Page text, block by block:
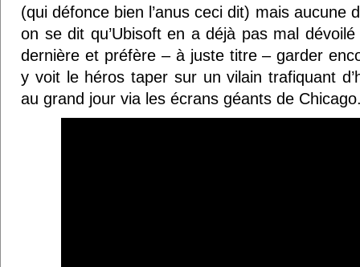
(qui défonce bien l’anus ceci dit) mais aucune
on se dit qu’Ubisoft en a déjà pas mal
dernière et préfère – à juste titre – garder
y voit le héros taper sur un vilain trafiquant
au grand jour via les écrans géants de